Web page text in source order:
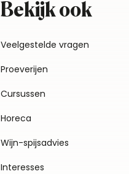
Bekijk ook
Veelgestelde vragen
Proeverijen
Cursussen
Horeca
Wijn-spijsadvies
Interesses